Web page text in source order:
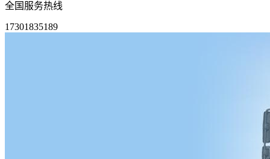
全国服务热线
17301835189